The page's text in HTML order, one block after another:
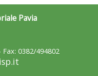
Pavia
0382/494802